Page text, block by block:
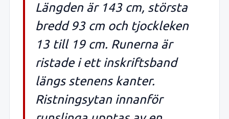
Längden är 143 cm, största
bredd 93 cm och tjockleken
13 till 19 cm. Runerna är
ristade i ett inskriftsband
längs stenens kanter.
Ristningsytan innanför